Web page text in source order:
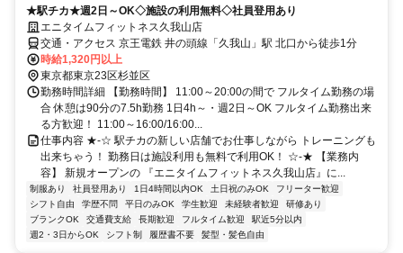
★駅チカ★週2日～OK◇施設の利用無料◇社員登用あり
エニタイムフィットネス久我山店
交通・アクセス 京王電鉄 井の頭線「久我山」駅 北口から徒歩1分
時給1,320円以上
東京都東京23区杉並区
勤務時間詳細 【勤務時間】 11:00～20:00の間で フルタイム勤務の場
合 休憩は90分の7.5h勤務 1日4h～・週2日～OK フルタイム勤務出来
る方歓迎！ 11:00～16:00/16:00...
仕事内容 ★-☆ 駅チカの新しい店舗でお仕事しながら トレーニングも
出来ちゃう！ 勤務日は施設利用も無料で利用OK！ ☆-★ 【業務内
容】 新規オープンの 『エニタイムフィットネス久我山店』に...
制服あり 社員登用あり 1日4時間以内OK 土日祝のみOK
フリーター歓迎
シフト自由
学歴不問 平日のみOK 学生歓迎 未経験者歓迎
研修あり
ブランクOK
交通費支給 長期歓迎 フルタイム歓迎
駅近5分以内
週2・3日からOK
シフト制 履歴書不要 髪型・髪色自由